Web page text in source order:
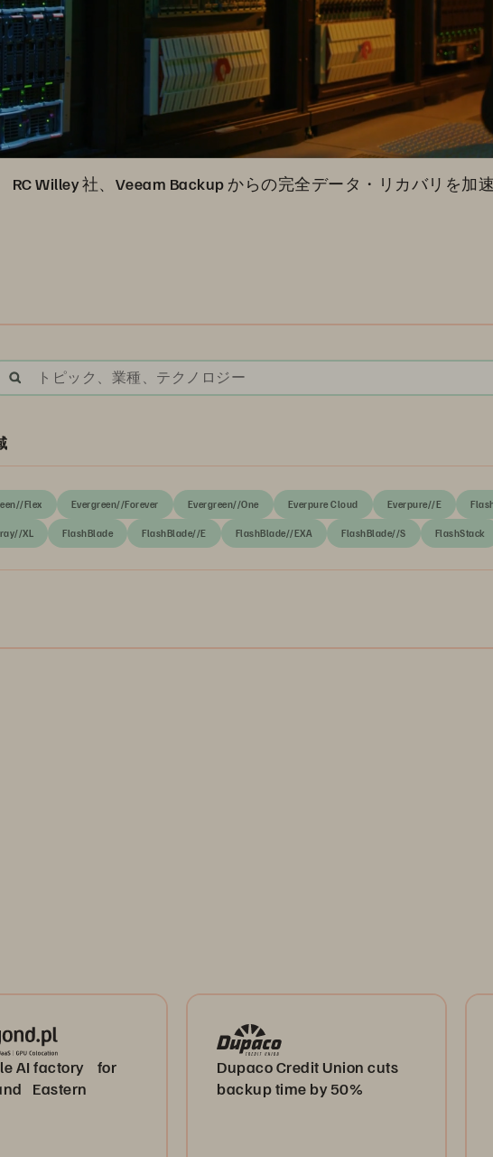
RC Willey 社、Veeam Backup からの完全データ・リカバリを加速
トピック、業種、テクノロジー
Flex Evergreen//Forever Evergreen//One Everpure Cloud Everpure//E
XL FlashBlade FlashBlade//E FlashBlade//EXA FlashBlade//S FlashStack
AI factory for
Eastern
Dupaco Credit Union cuts
backup time by 50%